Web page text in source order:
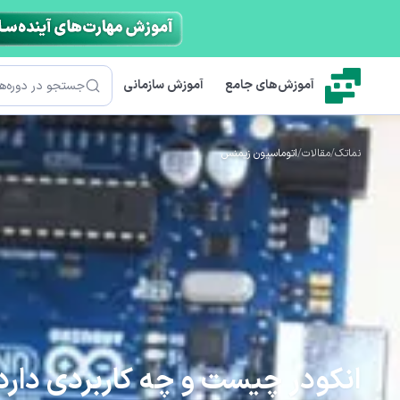
آموزش‌های جامع آموزش سازمانی جستجو
نماتک/مقالات/اتوماسیون زیمنس
انکودر چیست و چه کاربردی